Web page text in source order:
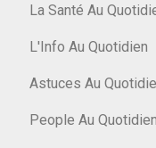
La Santé Au
L'Info Au Quotidien
Astuces Au
People Au Quotidien